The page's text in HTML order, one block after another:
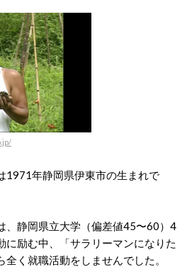
1971年静岡県伊東市の生まれで
、静岡県立大学（偏差値45〜60）4
に励む中、「サラリーマンになりた
全く就職活動をしませんでした。